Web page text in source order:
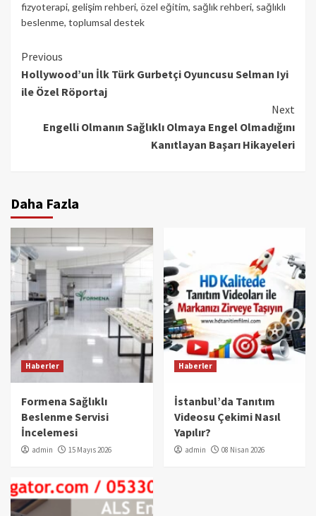
fizyoterapi, gelişim rehberi, özel eğitim, sağlık rehberi, sağlıklı
beslenme, toplumsal destek
Continue
Reading
Previous
Hollywood’un İlk Türk Gurbetçi Oyuncusu Selman Iyi
ile Özel Röportaj
Next
Engelli Olmanın Sağlıklı Olmaya Engel Olmadığını
Kanıtlayan Başarı Hikayeleri
Daha Fazla
Haberler
Formena Sağlıklı
Beslenme Servisi
İncelemesi
admin 15 Mayıs 2026
Haberler
İstanbul’da Tanıtım
Videosu Çekimi Nasıl
Yapılır?
admin 08 Nisan 2026